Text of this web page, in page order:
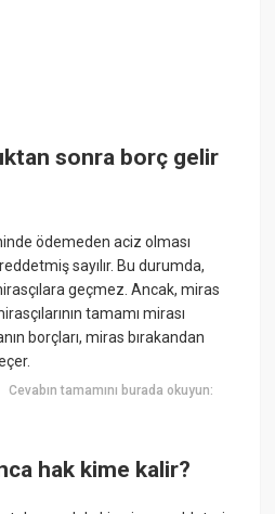
sonra borç gelir
ödemeden aciz olması
sayılır. Bu durumda,
geçmez. Ancak, miras
tamamı mirası
borçları, miras bırakandan
Cevabın tamamını burada okuyun:
hak kime kalir?